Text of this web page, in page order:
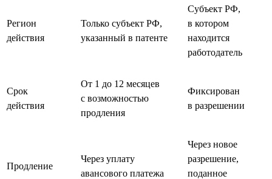
Регион
действия
Только субъект РФ,
указанный в патенте
Субъект РФ,
в котором
находится
работодатель
Срок
действия
От 1 до 12 месяцев
с возможностью
продления
Фиксирован
в разрешении
Продление
Через уплату
авансового платежа
Через новое
разрешение,
поданное